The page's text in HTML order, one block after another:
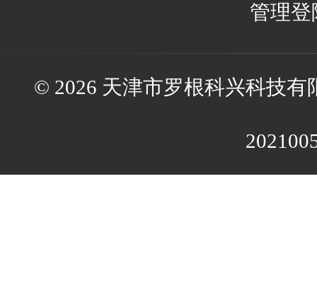
管理登
© 2026 天津市罗根科兴科技